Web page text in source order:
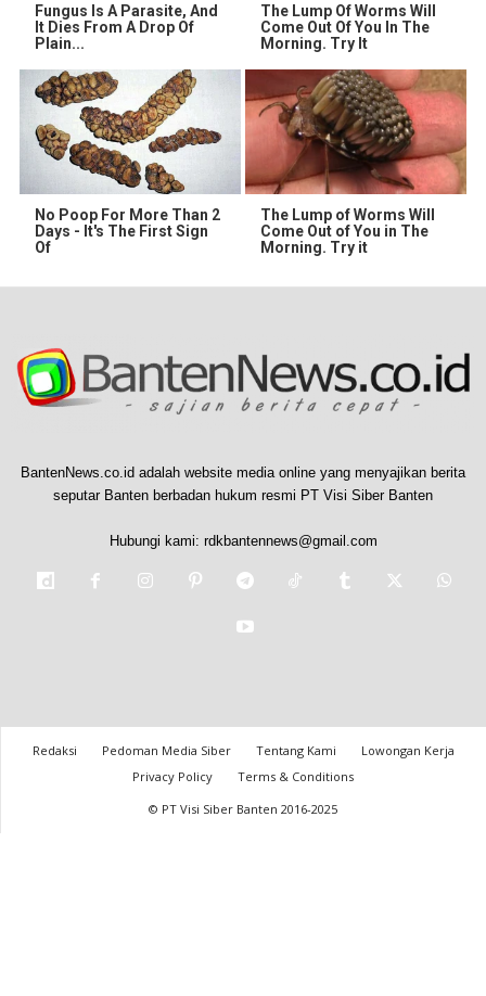
Fungus Is A Parasite, And
It Dies From A Drop Of
Plain...
The Lump Of Worms Will
Come Out Of You In The
Morning. Try It
No Poop For More Than 2
Days - It's The First Sign
Of
The Lump of Worms Will
Come Out of You in The
Morning. Try it
BantenNews.co.id adalah website media online yang menyajikan berita
seputar Banten berbadan hukum resmi PT Visi Siber Banten
Hubungi kami: rdkbantennews@gmail.com
Redaksi Pedoman Media Siber Tentang Kami
Lowongan Kerja
Privacy Policy
Terms & Conditions
© PT Visi Siber Banten 2016-2025